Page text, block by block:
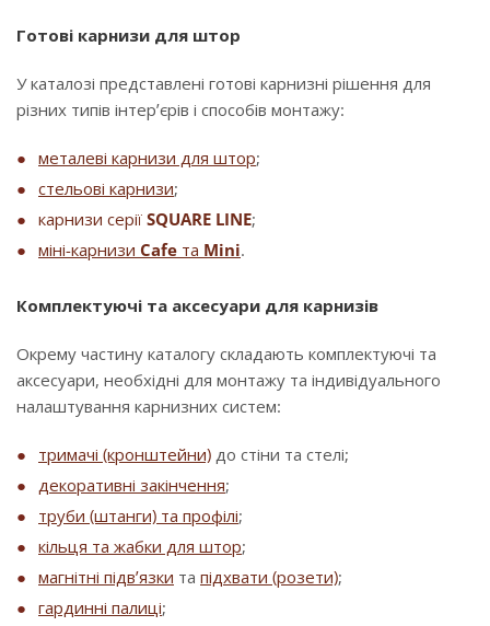
Готові карнизи для штор
У каталозі представлені готові карнизні рішення для
різних типів інтер’єрів і способів монтажу:
металеві карнизи для штор;
стельові карнизи;
карнизи серії SQUARE LINE;
міні-карнизи Cafe та Mini.
Комплектуючі та аксесуари для карнизів
Окрему частину каталогу складають комплектуючі та
аксесуари, необхідні для монтажу та індивідуального
налаштування карнизних систем:
тримачі (кронштейни) до стіни та стелі;
декоративні закінчення;
труби (штанги) та профілі;
кільця та жабки для штор;
магнітні підв’язки та підхвати (розети);
гардинні палиці;